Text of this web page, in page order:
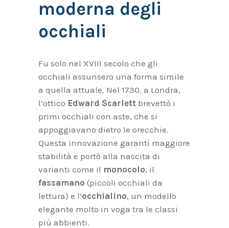
moderna degli
occhiali
Fu solo nel XVIII secolo che gli
occhiali assunsero una forma simile
a quella attuale. Nel 1730, a Londra,
l’ottico Edward Scarlett brevettò i
primi occhiali con aste, che si
appoggiavano dietro le orecchie.
Questa innovazione garantì maggiore
stabilità e portò alla nascita di
varianti come il monocolo, il
fassamano (piccoli occhiali da
lettura) e l’occhialino, un modello
elegante molto in voga tra le classi
più abbienti.